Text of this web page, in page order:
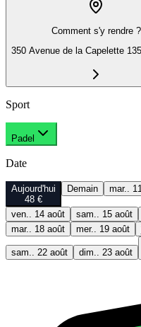
Comment s'y rendre ?
350 Avenue de la Capelette
Sport
Padel
Date
Aujourd'hui
48 €
Demain mar..
ven.. 14 août sam.. 15 août
mar.. 18 août
mer.. 19 août
sam.. 22 août dim.. 23 août